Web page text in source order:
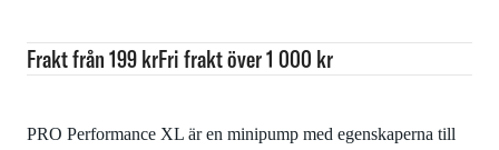
PRO Performance XL är en minipump med egenskaperna till
Frakt från 199 krFri frakt över 1 000 kr